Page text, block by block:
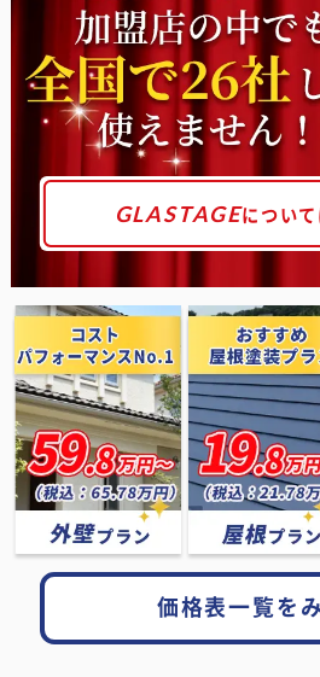
GLASTAGEについ
価格表一覧を